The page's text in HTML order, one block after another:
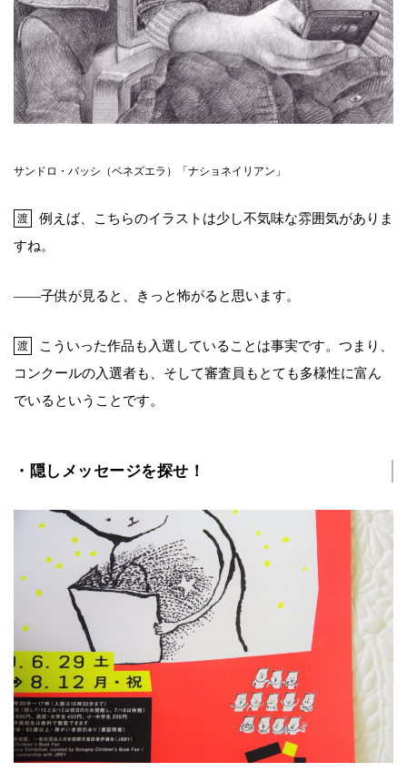
サンドロ・バッシ（ベネズエラ）「ナショネイリアン」
渡
例えば、こちらのイラストは少し不気味な雰囲気がありま
すね。
――子供が見ると、きっと怖がると思います。
渡
こういった作品も入選していることは事実です。つまり、
コンクールの入選者も、そして審査員もとても多様性に富ん
でいるということです。
・隠しメッセージを探せ！